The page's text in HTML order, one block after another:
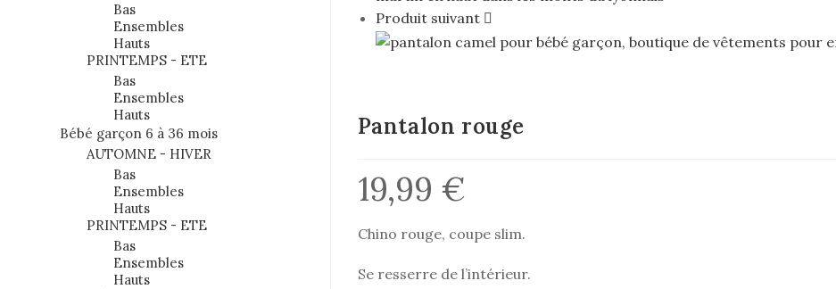
Produit suivant
Pantalon rouge
19,99 €
Chino rouge, coupe slim.
Se resserre de l’intérieur.
Bas
Ensembles
Hauts
PRINTEMPS - ETE
Bas
Ensembles
Hauts
Bébé garçon 6 à 36 mois
AUTOMNE - HIVER
Bas
Ensembles
Hauts
PRINTEMPS - ETE
Bas
Ensembles
Hauts